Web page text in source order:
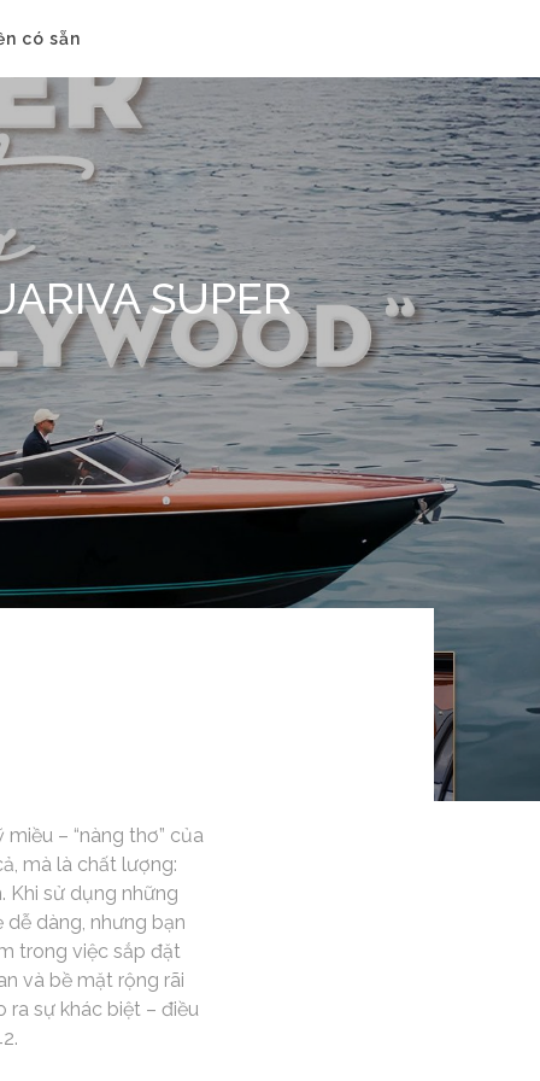
có sẵn
SUPER
– “nàng thơ” của
mà là chất lượng:
Khi sử dụng những
dàng, nhưng bạn
trong việc sắp đặt
và bề mặt rộng rãi
ra sự khác biệt – điều